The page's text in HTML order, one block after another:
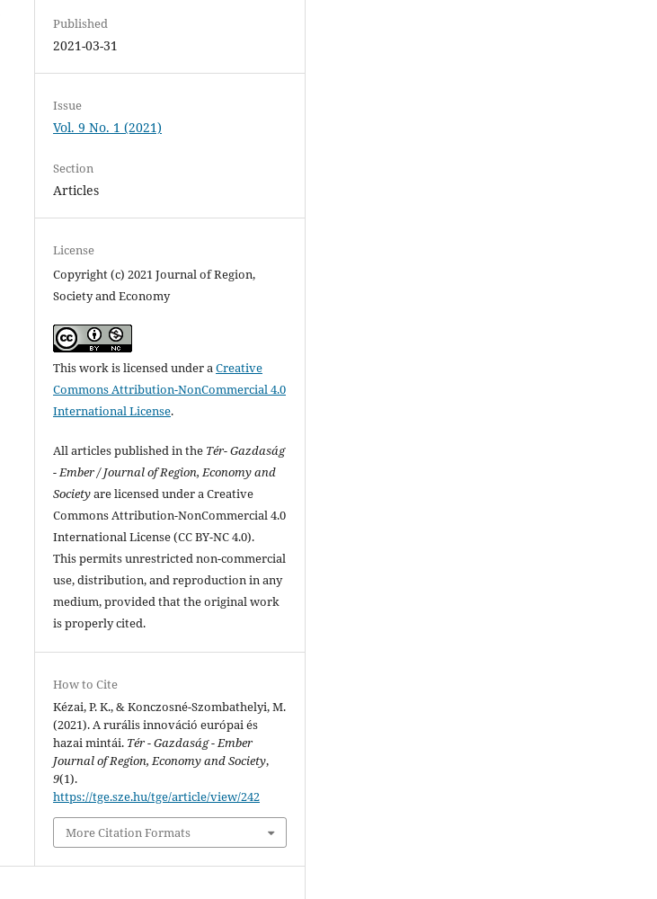
Published
2021-03-31
Issue
Vol. 9 No. 1 (2021)
Section
Articles
License
Copyright (c) 2021 Journal of Region,
Society and Economy
This work is licensed under aCreative
Commons Attribution-NonCommercial 4.0
International License.
All articles published in the Tér- Gazdaság
- Ember / Journal of Region, Economy and
Societyare licensed under a Creative
Commons Attribution-NonCommercial 4.0
International License (CC BY-NC 4.0).
This permits unrestricted non-commercial
use, distribution, and reproduction in any
medium, provided that the original work
is properly cited.
How to Cite
Kézai, P. K., & Konczosné-Szombathelyi, M.
(2021). A rurális innováció európai és
hazai mintái. Tér - Gazdaság - Ember
Journal of Region, Economy and Society,
9(1).
https://tge.sze.hu/tge/article/view/242
More Citation Formats